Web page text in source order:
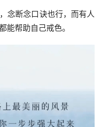
念断念口诀也行，而有人
能帮助自己戒色。